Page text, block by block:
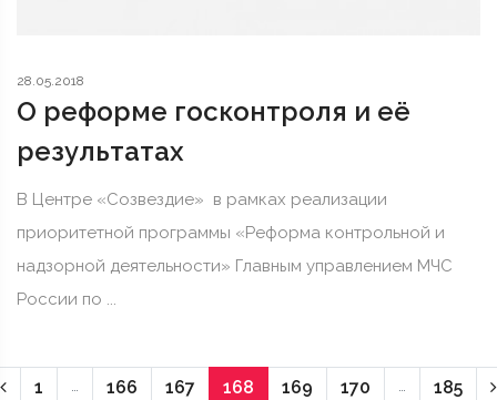
28.05.2018
О реформе госконтроля и её
результатах
В Центре «Созвездие» в рамках реализации
приоритетной программы «Реформа контрольной и
надзорной деятельности» Главным управлением МЧС
России по ...
Предыдущая страница
1 … 166 167 168 169 170 … 185